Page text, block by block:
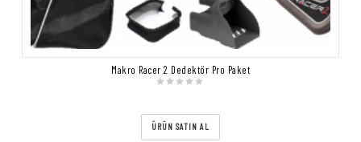
Makro Racer 2 Dedektör Pro Paket
ÜRÜN SATIN AL